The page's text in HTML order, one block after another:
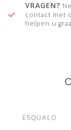
VRAGEN?
contact met
helpen u